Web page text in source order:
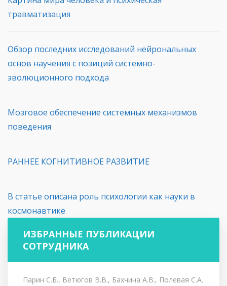
травматизация
Обзор последних исследований нейрональных
основ научения с позиций системно-
эволюционного подхода
Мозговое обеспечение системных механизмов
поведения
РАННЕЕ КОГНИТИВНОЕ РАЗВИТИЕ
В статье описана роль психологии как науки в
космонавтике
ИЗБРАННЫЕ ПУБЛИКАЦИИ
СОТРУДНИКА
Парин С.Б., Ветюгов В.В., Бахчина А.В., Полевая С.А.